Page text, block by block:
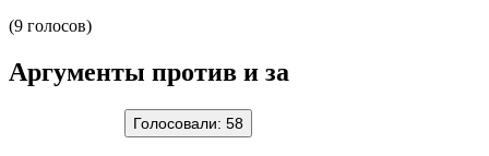
(9 голосов)
Аргументы против и за
Голосовали:58